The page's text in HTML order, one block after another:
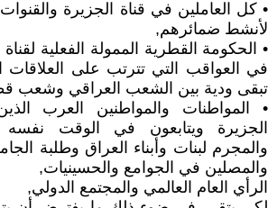
• كل العاملين في قناة الجزيرة والقنوات
لأنشط ضمائرهم,
• الحكومة القطرية الممولة الفعلية لقناة
في العواقب التي تترتب على
تبقى ودية بين الشعب العراقي وشعب
• المواطنات والمواطنين العرب
الجزيرة ويتابعون في الوقت نفسه
والمجرم لبنات وأبناء العراق وطلبة
والمصلين في الجوامع والحسينيات,
الرأي العام العالمي والمجتمع الدولي,